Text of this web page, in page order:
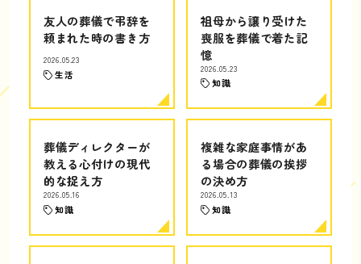
友人の葬儀で弔辞を
頼まれた時の書き方
2026.05.23
生活
祖母から譲り受けた
喪服を葬儀で着た記
憶
2026.05.23
知識
葬儀ディレクターが
教える心付けの現代
的な捉え方
2026.05.16
知識
複雑な家庭事情があ
る場合の葬儀の挨拶
の決め方
2026.05.13
知識